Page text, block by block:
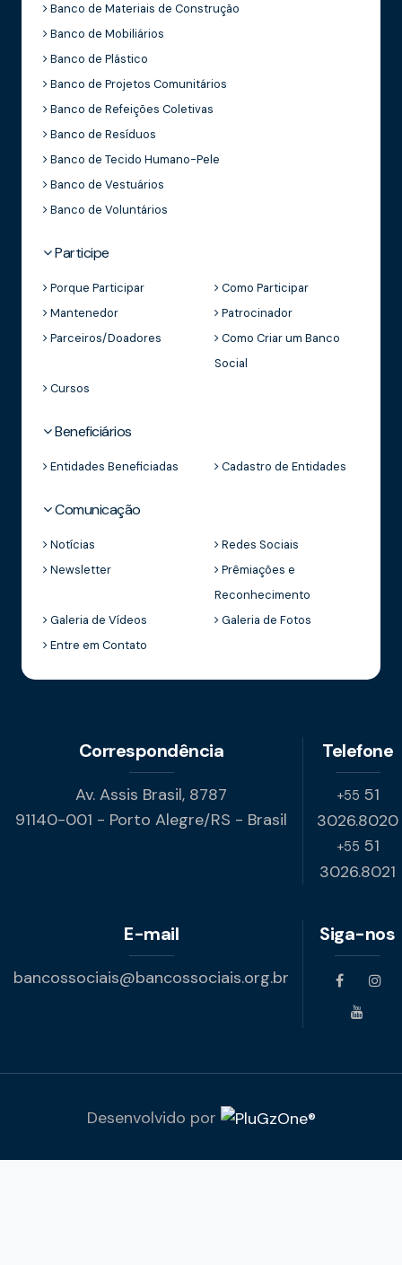
Banco de Materiais de Construção
Banco de Mobiliários
Banco de Plástico
Banco de Projetos Comunitários
Banco de Refeições Coletivas
Banco de Resíduos
Banco de Tecido Humano-Pele
Banco de Vestuários
Banco de Voluntários
Participe
Porque Participar
Como Participar
Mantenedor
Patrocinador
Parceiros/Doadores
Como Criar um Banco
Social
Cursos
Beneficiários
Entidades Beneficiadas Cadastro de Entidades
Comunicação
Notícias
Redes Sociais
Newsletter
Prêmiações e
Reconhecimento
Galeria de Vídeos
Galeria de Fotos
Entre em Contato
Correspondência
Av. Assis Brasil, 8787
91140-001 - Porto Alegre/RS - Brasil
Telefone
+55 51
3026.8020
+55 51
3026.8021
E-mail
bancossociais@bancossociais.org.br
Siga-nos
Desenvolvido por